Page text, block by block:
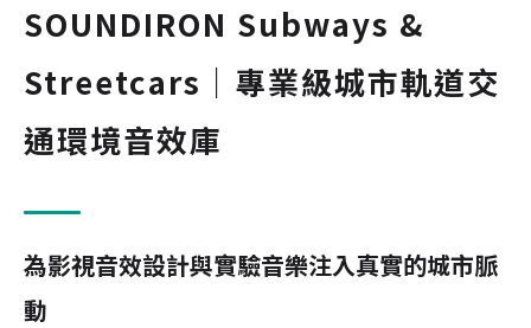
SOUNDIRON Subways &
Streetcars｜專業級城市軌道交
通環境音效庫
為影視音效設計與實驗音樂注入真實的城市脈
動